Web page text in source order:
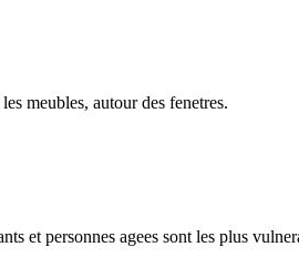
meubles, autour des fenetres.
et personnes agees sont les plus